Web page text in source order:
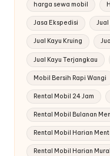
harga sewa mobil
Jasa Ekspedisi Jual
Jual Kayu Kruing
Jual Kayu Terjangkau
Mobil Bersih Rapi Wangi
Rental Mobil 24 Jam
Rental Mobil Bulanan
Rental Mobil Harian
Rental Mobil Harian